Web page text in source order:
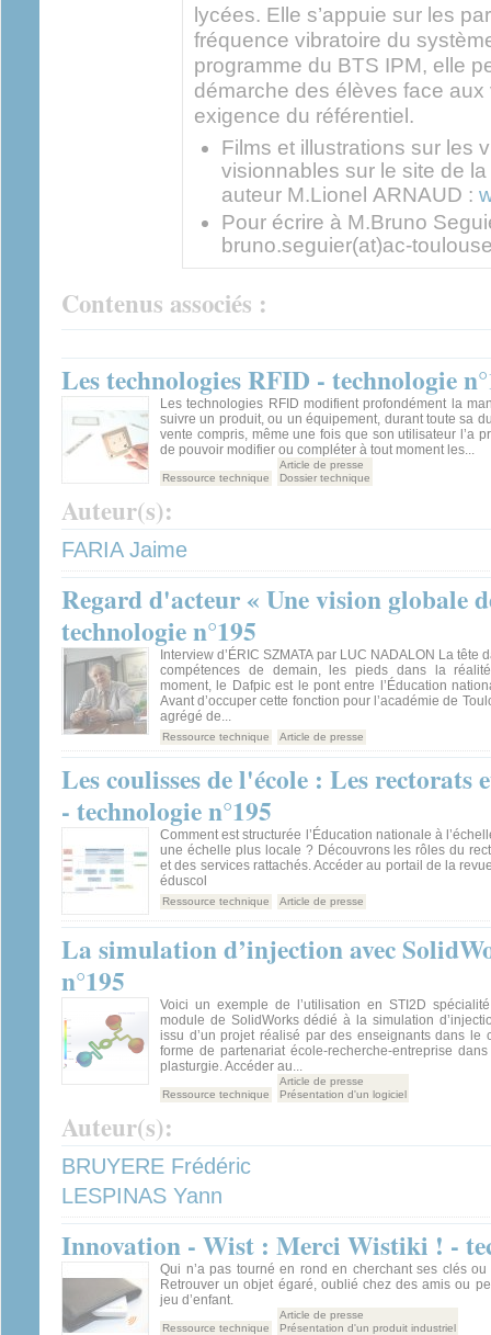
lycées. Elle s’appuie sur les
fréquence vibratoire du
programme du BTS IPM, elle
démarche des élèves face aux
exigence du référentiel.
Films et illustrations sur les
visionnables sur le site de
auteur M.Lionel ARNAUD :
Pour écrire à M.Bruno
bruno.seguier(at)ac-
Contenus associés :
Les technologies RFID - technologie
Les technologies RFID modifient profondément la
suivre un produit, ou un équipement, durant toute sa
vente compris, même une fois que son utilisateur l’a
de pouvoir modifier ou compléter à tout moment les...
Ressource technique
Article de presse
Dossier technique
Auteur(s):
FARIA Jaime
Regard d'acteur « Une vision globale
technologie n°195
Interview d’ÉRIC SZMATA par LUC NADALON La tête
compétences de demain, les pieds dans la
moment, le Dafpic est le pont entre l’Éducation
Avant d’occuper cette fonction pour l’académie de
agrégé de...
Ressource technique Article de presse
Les coulisses de l'école : Les rectorats
- technologie n°195
Comment est structurée l’Éducation nationale à
une échelle plus locale ? Découvrons les rôles du
et des services rattachés. Accéder au portail de la
éduscol
Ressource technique Article de presse
La simulation d’injection avec
n°195
Voici un exemple de l’utilisation en STI2D
module de SolidWorks dédié à la simulation
issu d’un projet réalisé par des enseignants dans le
forme de partenariat école-recherche-entreprise
plasturgie. Accéder au...
Ressource technique
Article de presse
Présentation d'un logiciel
Auteur(s):
BRUYERE Frédéric
LESPINAS Yann
Innovation - Wist : Merci Wistiki ! -
Qui n’a pas tourné en rond en cherchant ses clés
Retrouver un objet égaré, oublié chez des amis ou
jeu d’enfant.
Ressource technique
Article de presse
Présentation d'un produit industriel